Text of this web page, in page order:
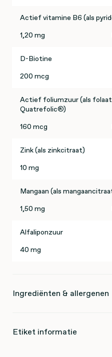
Actief vitamine B6 (als
1,20 mg
D-Biotine
200 mcg
Actief foliumzuur (als
Quatrefolic®)
160 mcg
Zink (als zinkcitraat)
10 mg
Mangaan (als
1,50 mg
Alfaliponzuur
40 mg
Ingrediënten & allergenen
Etiket informatie